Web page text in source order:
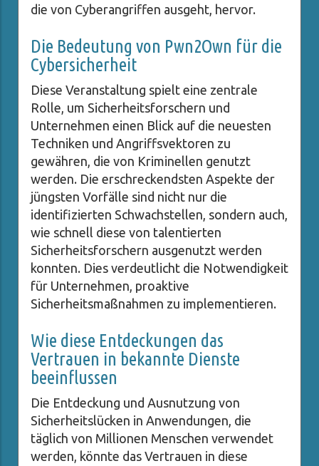
die von Cyberangriffen ausgeht, hervor.
Die Bedeutung von Pwn2Own für die
Cybersicherheit
Diese Veranstaltung spielt eine zentrale
Rolle, um Sicherheitsforschern und
Unternehmen einen Blick auf die neuesten
Techniken und Angriffsvektoren zu
gewähren, die von Kriminellen genutzt
werden. Die erschreckendsten Aspekte der
jüngsten Vorfälle sind nicht nur die
identifizierten Schwachstellen, sondern auch,
wie schnell diese von talentierten
Sicherheitsforschern ausgenutzt werden
konnten. Dies verdeutlicht die Notwendigkeit
für Unternehmen, proaktive
Sicherheitsmaßnahmen zu implementieren.
Wie diese Entdeckungen das
Vertrauen in bekannte Dienste
beeinflussen
Die Entdeckung und Ausnutzung von
Sicherheitslücken in Anwendungen, die
täglich von Millionen Menschen verwendet
werden, könnte das Vertrauen in diese